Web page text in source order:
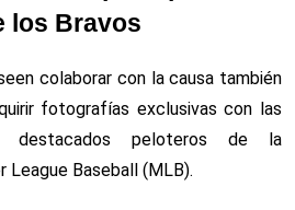
los Bravos
colaborar con la causa también
fotografías exclusivas con las
destacados peloteros de la
League Baseball (MLB).